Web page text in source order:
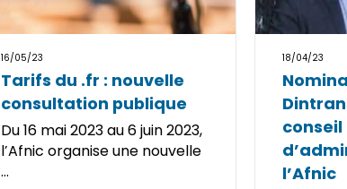
16/05/23
Tarifs du .fr : nouvelle
consultation publique
Du 16 mai 2023 au 6 juin 2023,
l’Afnic organise une nouvelle
...
18/04/23
conseil
l’Afnic